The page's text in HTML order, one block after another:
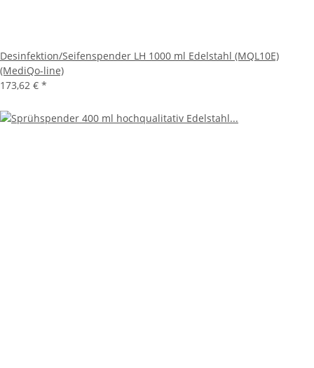
Desinfektion/Seifenspender LH 1000 ml Edelstahl (MQL10E)
(MediQo-line)
173,62 € *